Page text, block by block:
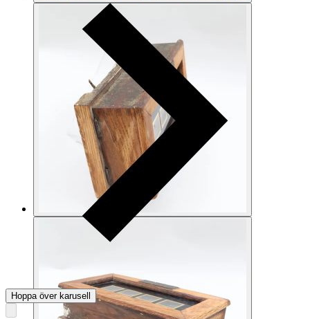
Hoppa över karusell